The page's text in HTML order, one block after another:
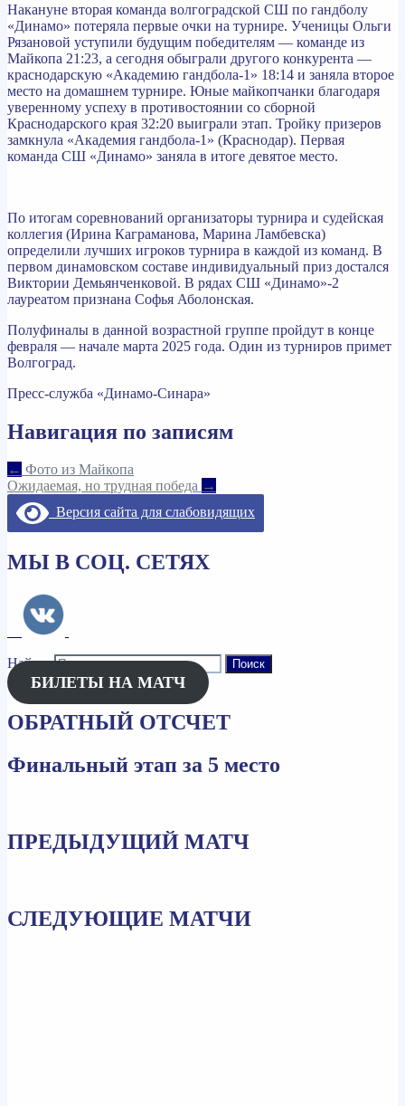
Накануне вторая команда волгоградской СШ по гандболу
«Динамо» потеряла первые очки на турнире. Ученицы Ольги
Рязановой уступили будущим победителям — команде из
Майкопа 21:23, а сегодня обыграли другого конкурента —
краснодарскую «Академию гандбола-1» 18:14 и заняла второе
место на домашнем турнире. Юные майкопчанки благодаря
уверенному успеху в противостоянии со сборной
Краснодарского края 32:20 выиграли этап. Тройку призеров
замкнула «Академия гандбола-1» (Краснодар). Первая
команда СШ «Динамо» заняла в итоге девятое место.
По итогам соревнований организаторы турнира и судейская
коллегия (Ирина Каграманова, Марина Ламбевска)
определили лучших игроков турнира в каждой из команд. В
первом динамовском составе индивидуальный приз достался
Виктории Демьянченковой. В рядах СШ «Динамо»-2
лауреатом признана Софья Аболонская.
Полуфиналы в данной возрастной группе пройдут в конце
февраля — начале марта 2025 года. Один из турниров примет
Волгоград.
Пресс-служба «Динамо-Синара»
Навигация по записям
← Фото из Майкопа
Ожидаемая, но трудная победа →
Версия сайта для слабовидящих
МЫ В СОЦ. СЕТЯХ
Найти:
БИЛЕТЫ НА МАТЧ
ОБРАТНЫЙ ОТСЧЕТ
Финальный этап за 5 место
ПРЕДЫДУЩИЙ МАТЧ
СЛЕДУЮЩИЕ МАТЧИ